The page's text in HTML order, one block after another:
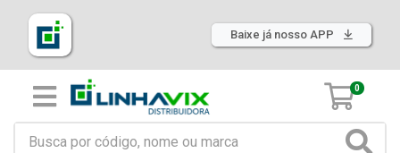
Baixe já nosso APP
0